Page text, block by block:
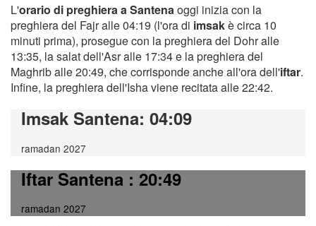
L'orario di preghiera a Santenaoggi inizia con la
preghiera del Fajr alle 04:19 (l'ora di imsakè circa 10
minuti prima), prosegue con la preghiera del Dohr alle
13:35, la salat dell'Asr alle 17:34 e la preghiera del
Maghrib alle 20:49, che corrisponde anche all'ora dell'iftar.
Infine, la preghiera dell'Isha viene recitata alle 22:42.
Imsak Santena: 04:09
ramadan 2027
Iftar Santena: 20:49
ramadan 2027